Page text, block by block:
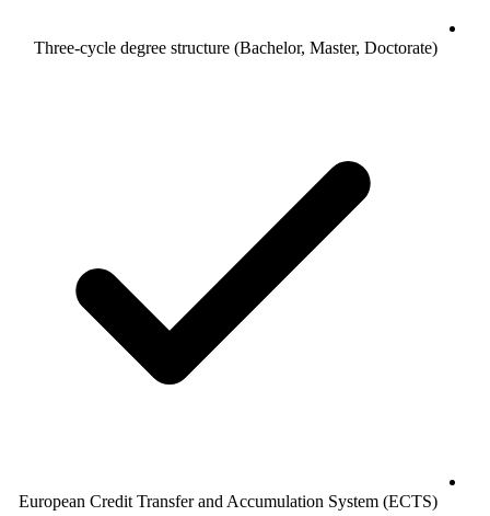
Three-cycle degree structure (Bachelor, Master, Doctorate)
European Credit Transfer and Accumulation System (ECTS)